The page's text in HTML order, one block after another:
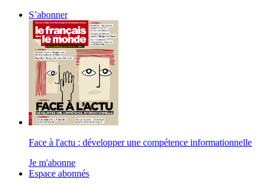
S’abonner
Face à l'actu : développer une compétence informationnelle
Je m'abonne
Espace abonnés